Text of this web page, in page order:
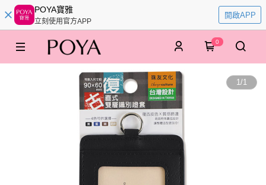
POYA寶雅
立刻使用官方APP
開啟APP
0
1/1